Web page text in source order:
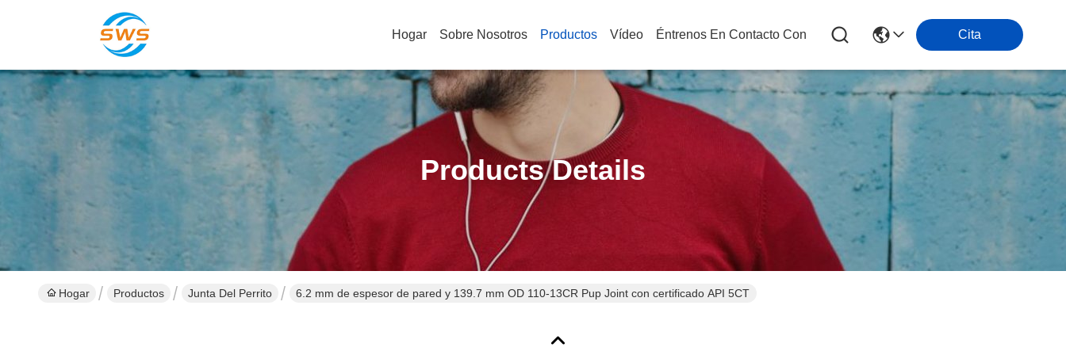
Hogar Sobre Nosotros Productos Vídeo Éntrenos En Contacto Con Cita
Products Details
Hogar Productos Junta Del Perrito 6.2 mm de espesor de pared y 139.7 mm OD 110-13CR Pup Joint con certificado API 5CT